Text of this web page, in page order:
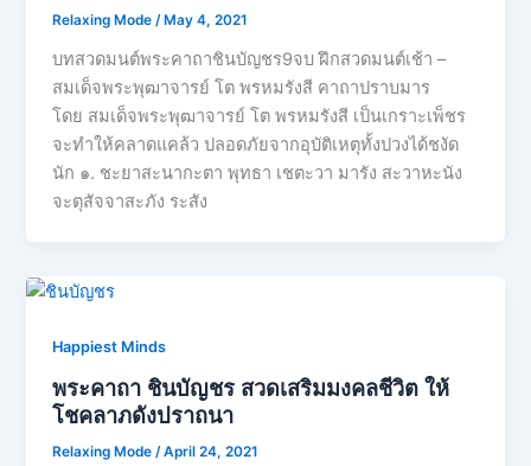
Relaxing Mode/ May 4, 2021
บทสวดมนต์พระคาถาชินบัญชร9จบ ฝึกสวดมนต์เช้า –
สมเด็จพระพุฒาจารย์ โต พรหมรังสี คาถาปราบมาร
โดย สมเด็จพระพุฒาจารย์ โต พรหมรังสี เป็นเกราะเพ็ชร
จะทำให้คลาดแคล้ว ปลอดภัยจากอุบัติเหตุทั้งปวงได้ชงัด
นัก ๑. ชะยาสะนากะตา พุทธา เชตะวา มารัง สะวาหะนัง
จะตุสัจจาสะภัง ระสัง
Happiest Minds
พระคาถา ชินบัญชร สวดเสริมมงคลชีวิต ให้
โชคลาภดังปราถนา
Relaxing Mode /April 24, 2021